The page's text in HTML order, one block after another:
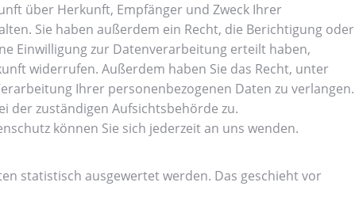
über Herkunft, Empfänger und Zweck Ihrer
Sie haben außerdem ein Recht, die Berichtigung oder
Einwilligung zur Datenverarbeitung erteilt haben,
widerrufen. Außerdem haben Sie das Recht, unter
Ihrer personenbezogenen Daten zu verlangen.
der zuständigen Aufsichtsbehörde zu.
können Sie sich jederzeit an uns wenden.
statistisch ausgewertet werden. Das geschieht vor